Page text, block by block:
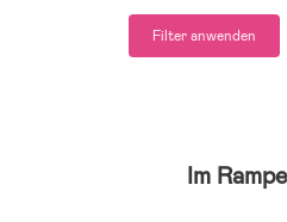
Filter anwenden
Im